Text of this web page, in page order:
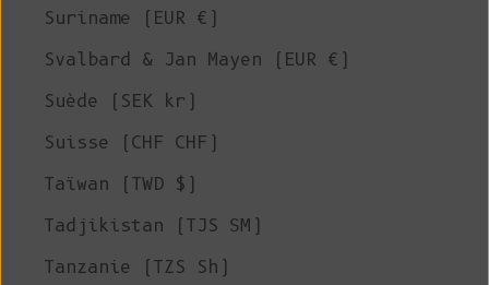
Suriname (EUR €)
Svalbard & Jan Mayen (EUR €)
Suède (SEK kr)
Suisse (CHF CHF)
Taïwan (TWD $)
Tadjikistan (TJS ЅМ)
Tanzanie (TZS Sh)